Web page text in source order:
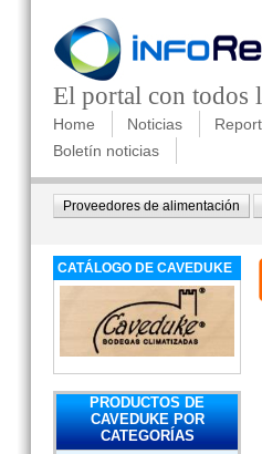
El portal con todos
Home Noticias
Boletín noticias
Proveedores de alimentación
CATÁLOGO DE CAVEDUKE
PRODUCTOS DE
CAVEDUKE POR
CATEGORÍAS